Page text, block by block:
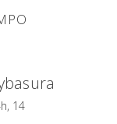
14